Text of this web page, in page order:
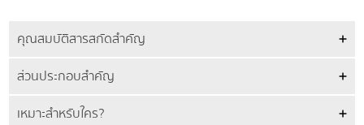
คุณสมบัติสารสกัดสำคัญ
ส่วนประกอบสำคัญ
เหมาะสำหรับใคร?